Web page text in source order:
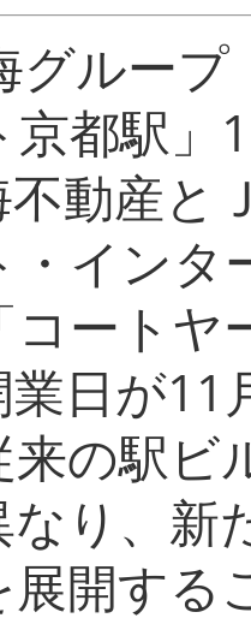
グルー
京都駅」
動産と
・インタ
コートヤ
日が11
の駅ビ
り、新
展開する